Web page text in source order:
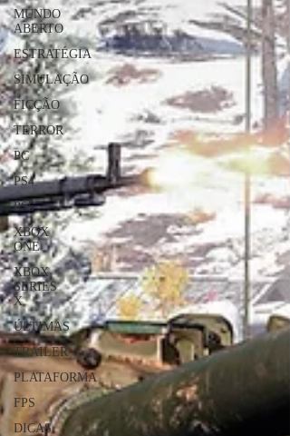
MUNDO
ABERTO
ESTRATÉGIA
SIMULAÇÃO
FICÇÃO
TERROR
PC
PS4
PS5
XBOX
ONE
XBOX
SERIES
X
ÚLTIMAS
TRAILER
PLATAFORMA
FPS
DICAS